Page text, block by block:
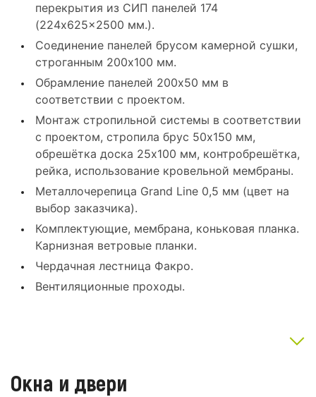
перекрытия из СИП панелей 174
(224x625x2500 мм.).
Соединение панелей брусом камерной сушки,
строганным 200x100 мм.
Обрамление панелей 200x50 мм в
соответствии с проектом.
Монтаж стропильной системы в соответствии
с проектом, стропила брус 50x150 мм,
обрешётка доска 25x100 мм, контробрешётка,
рейка, использование кровельной мембраны.
Металлочерепица Grand Line 0,5 мм (цвет на
выбор заказчика).
Комплектующие, мембрана, коньковая планка.
Карнизная ветровые планки.
Чердачная лестница Факро.
Вентиляционные проходы.
Окна и двери